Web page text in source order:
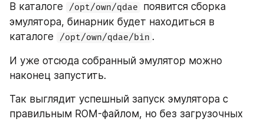
В каталоге /opt/own/qdae появится сборка
эмулятора, бинарник будет находиться в
каталоге
/opt/own/qdae/bin .
И уже отсюда собранный эмулятор можно
наконец запустить.
Так выглядит успешный запуск эмулятора с
правильным ROM-файлом, но без загрузочных